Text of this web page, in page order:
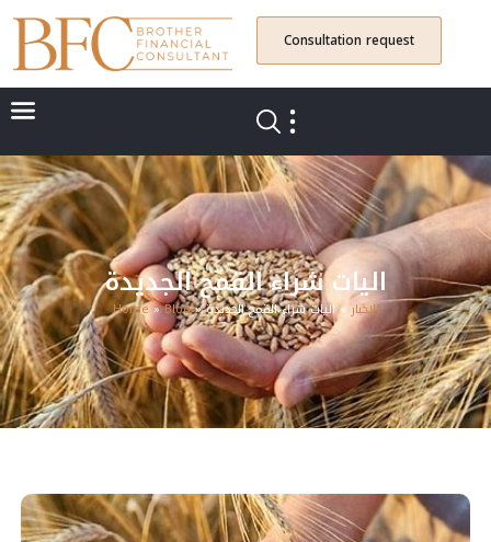
Consultation request
اليات شراء القمح الجديدة
Home»Blog» الاخبار »اليات شراء القمح الجديدة